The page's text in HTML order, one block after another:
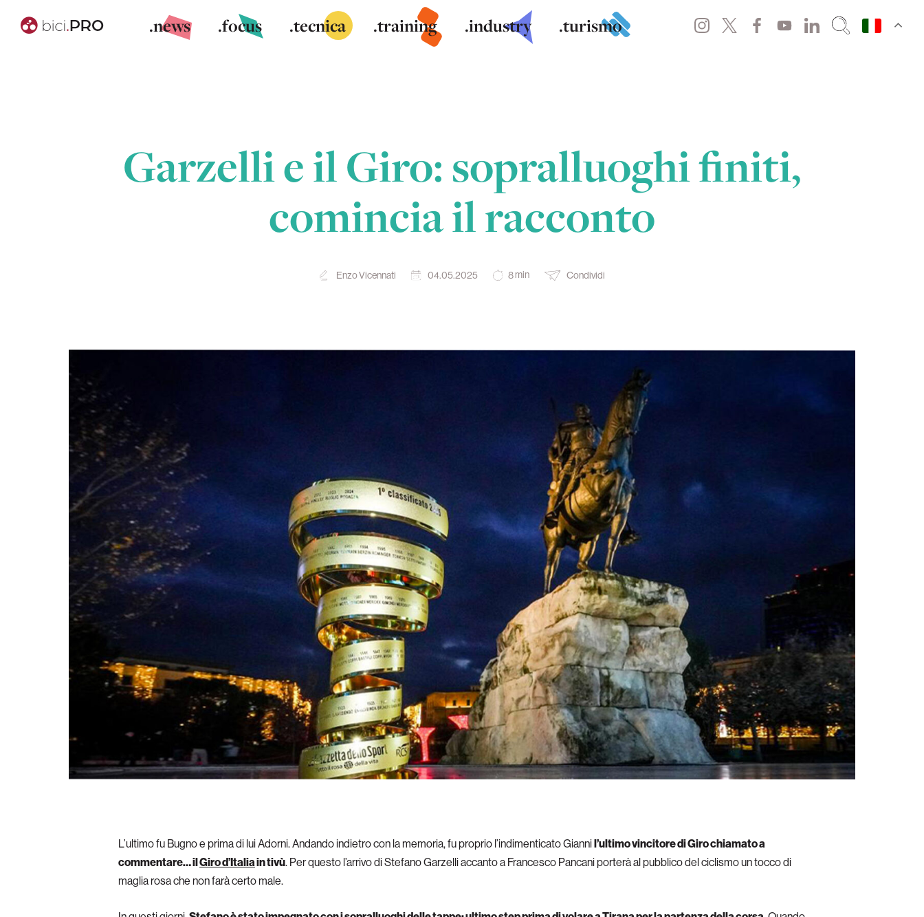
.news .focus .tecnica .training .industry .turismo
Garzelli e il Giro: sopralluoghi finiti,
comincia il racconto
Enzo Vicennati 04.05.2025 8min Condividi
L’ultimo fu Bugno e prima di lui Adorni. Andando indietro con la memoria, fu proprio l’indimenticato Giannil’ultimo vincitore di Giro chiamato a
commentare… ilGiro d’Italiain tivù. Per questo l’arrivo di Stefano Garzelli accanto a Francesco Pancani porterà al pubblico del ciclismo un tocco di
maglia rosa che non farà certo male.